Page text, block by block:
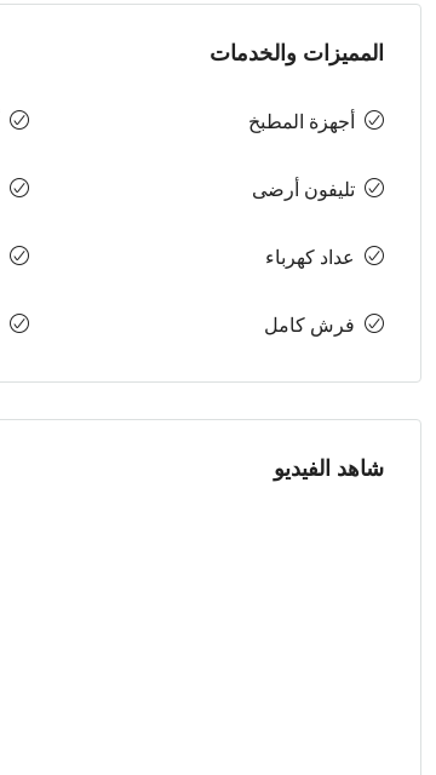
المميزات والخدمات
أجهزة المطبخ
تليفون أرضى
عداد كهرباء
فرش كامل
شاهد الفيديو